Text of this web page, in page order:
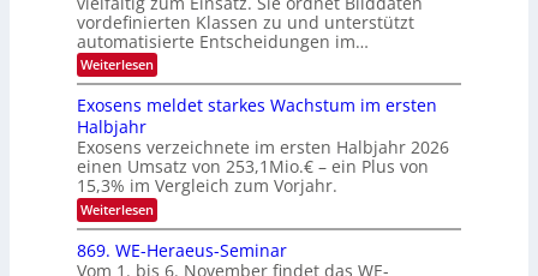
e
c
h
T
a
k
s
f
d
e
r
V
S
I
O
N
2
z
u
E
l
e
t
r
o
n
k
vordefinierten Klassen zu und unterstützt
automatisierte Entscheidungen im…
Weiterlesen:
W
n
d
i
e
K
I
m
i
t
Exosens meldet starkes Wachstum im ersten
Halbjahr
Exosens verzeichnete im ersten Halbjahr 2026
einen Umsatz von 253,1Mio.€ – ein Plus von
15,3% im Vergleich zum Vorjahr.
Weiterlesen:
E
x
o
869. WE-Heraeus-Seminar
Vom 1. bis 6. November findet das WE-